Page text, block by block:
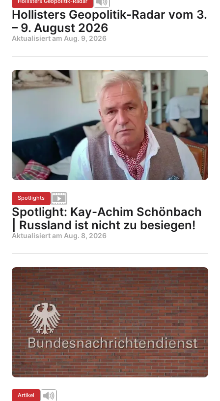
Hollisters Geopolitik-Radar vom 3.
– 9. August 2026
Aktualisiert am Aug. 9, 2026
Spotlights
Spotlight: Kay-Achim Schönbach
| Russland ist nicht zu besiegen!
Aktualisiert am Aug. 8, 2026
Artikel